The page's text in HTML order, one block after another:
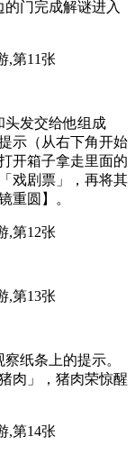
门完成解谜进入
头发交给他组成
示（从右下角开始
开箱子拿走里面的
戏剧票」，再将其
重圆】。
纸条上的提示。
肉」，猪肉荣惊醒